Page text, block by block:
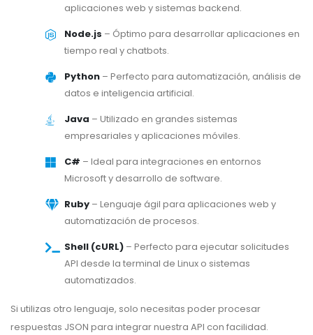
aplicaciones web y sistemas backend.
Node.js – Óptimo para desarrollar aplicaciones en
tiempo real y chatbots.
Python – Perfecto para automatización, análisis de
datos e inteligencia artificial.
Java – Utilizado en grandes sistemas
empresariales y aplicaciones móviles.
C# – Ideal para integraciones en entornos
Microsoft y desarrollo de software.
Ruby – Lenguaje ágil para aplicaciones web y
automatización de procesos.
Shell (cURL) – Perfecto para ejecutar solicitudes
API desde la terminal de Linux o sistemas
automatizados.
Si utilizas otro lenguaje, solo necesitas poder procesar
respuestas JSON para integrar nuestra API con facilidad.